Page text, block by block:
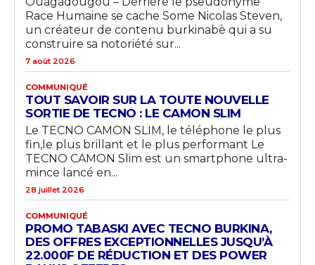
Race Humaine se cache Some Nicolas Steven,
un créateur de contenu burkinabè qui a su
construire sa notoriété sur...
7 août 2026
COMMUNIQUÉ
TOUT SAVOIR SUR LA TOUTE NOUVELLE
SORTIE DE TECNO : LE CAMON SLIM
Le TECNO CAMON SLIM, le téléphone le plus
fin,le plus brillant et le plus performant Le
TECNO CAMON Slim est un smartphone ultra-
mince lancé en...
28 juillet 2026
COMMUNIQUÉ
PROMO TABASKI AVEC TECNO BURKINA,
DES OFFRES EXCEPTIONNELLES JUSQU’À
22.000F DE RÉDUCTION ET DES POWER